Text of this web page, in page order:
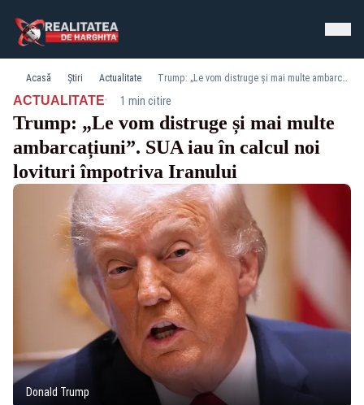
Acasă Știri Actualitate Trump: „Le vom distruge și mai multe ambarcațiuni”. SUA iau în calcul noi lovituri împotriva Iranului
ACTUALITATE· 1 min citire
Trump: „Le vom distruge și mai multe
ambarcațiuni”. SUA iau în calcul noi
lovituri împotriva Iranului
Donald Trump